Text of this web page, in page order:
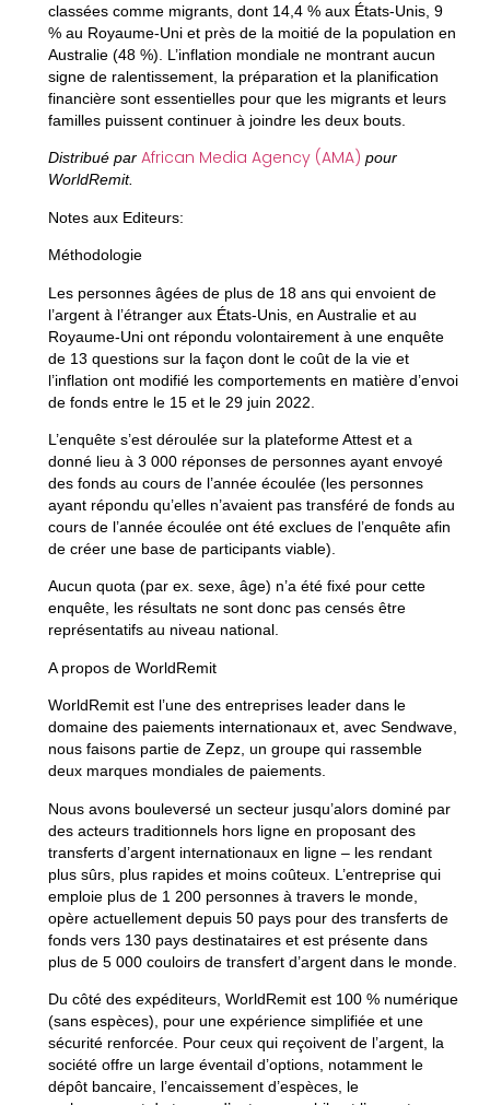
classées comme migrants, dont 14,4 % aux États-Unis, 9
% au Royaume-Uni et près de la moitié de la population en
Australie (48 %). L’inflation mondiale ne montrant aucun
signe de ralentissement, la préparation et la planification
financière sont essentielles pour que les migrants et leurs
familles puissent continuer à joindre les deux bouts.
Distribué par African Media Agency (AMA) pour
WorldRemit.
Notes aux Editeurs:
Méthodologie
Les personnes âgées de plus de 18 ans qui envoient de
l’argent à l’étranger aux États-Unis, en Australie et au
Royaume-Uni ont répondu volontairement à une enquête
de 13 questions sur la façon dont le coût de la vie et
l’inflation ont modifié les comportements en matière d’envoi
de fonds entre le 15 et le 29 juin 2022.
L’enquête s’est déroulée sur la plateforme Attest et a
donné lieu à 3 000 réponses de personnes ayant envoyé
des fonds au cours de l’année écoulée (les personnes
ayant répondu qu’elles n’avaient pas transféré de fonds au
cours de l’année écoulée ont été exclues de l’enquête afin
de créer une base de participants viable).
Aucun quota (par ex. sexe, âge) n’a été fixé pour cette
enquête, les résultats ne sont donc pas censés être
représentatifs au niveau national.
A propos de WorldRemit
WorldRemit est l’une des entreprises leader dans le
domaine des paiements internationaux et, avec Sendwave,
nous faisons partie de Zepz, un groupe qui rassemble
deux marques mondiales de paiements.
Nous avons bouleversé un secteur jusqu’alors dominé par
des acteurs traditionnels hors ligne en proposant des
transferts d’argent internationaux en ligne – les rendant
plus sûrs, plus rapides et moins coûteux. L’entreprise qui
emploie plus de 1 200 personnes à travers le monde,
opère actuellement depuis 50 pays pour des transferts de
fonds vers 130 pays destinataires et est présente dans
plus de 5 000 couloirs de transfert d’argent dans le monde.
Du côté des expéditeurs, WorldRemit est 100 % numérique
(sans espèces), pour une expérience simplifiée et une
sécurité renforcée. Pour ceux qui reçoivent de l’argent, la
société offre un large éventail d’options, notamment le
dépôt bancaire, l’encaissement d’espèces, le